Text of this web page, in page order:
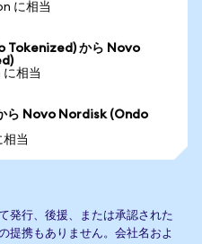
に相当
Tokenized) から Novo
相当
ら Novo Nordisk (Ondo
当
発行、後援、または承認された
提携もありません。会社名およ